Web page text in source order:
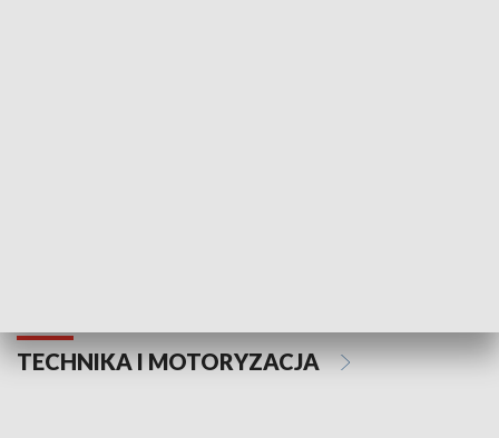
TECHNIKA I MOTORYZACJA